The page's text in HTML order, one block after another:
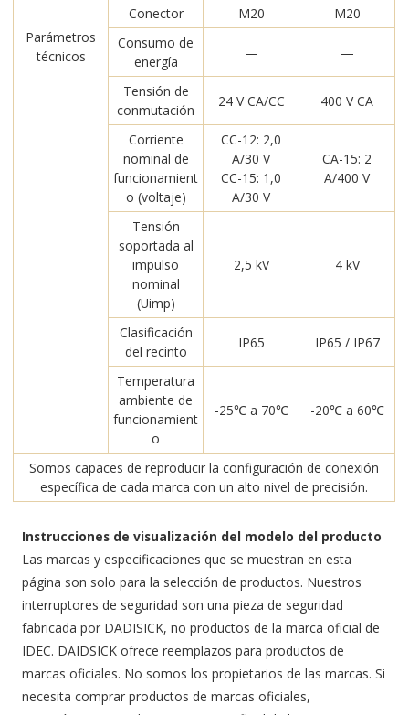
Parámetros
técnicos
Conector
M20
M20
Consumo de
energía
— —
Tensión de
conmutación
24 V CA/CC 400 V CA
Corriente
nominal de
funcionamient
o (voltaje)
CC-12: 2,0
A/30 V
CC-15: 1,0
A/30 V
CA-15: 2
A/400 V
Tensión
soportada al
impulso
nominal
(Uimp)
2,5 kV 4 kV
Clasificación
del recinto
IP65 IP65 / IP67
Temperatura
ambiente de
funcionamient
o
-25℃ a 70℃ -20℃ a 60℃
Somos capaces de reproducir la configuración de conexión
específica de cada marca con un alto nivel de precisión.
Instrucciones de visualización del modelo del producto
Las marcas y especificaciones que se muestran en esta
página son solo para la selección de productos. Nuestros
interruptores de seguridad son una pieza de seguridad
fabricada por DADISICK, no productos de la marca oficial de
IDEC. DAIDSICK ofrece reemplazos para productos de
marcas oficiales. No somos los propietarios de las marcas. Si
necesita comprar productos de marcas oficiales,